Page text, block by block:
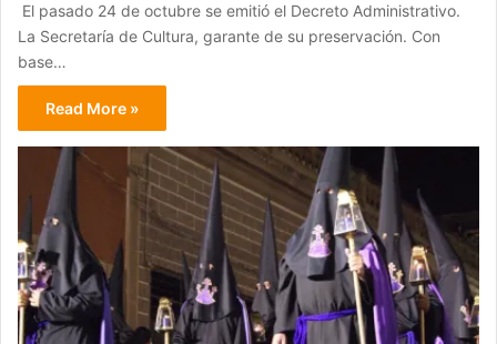
El pasado 24 de octubre se emitió el Decreto Administrativo.
La Secretaría de Cultura, garante de su preservación. Con
base…
Read More »